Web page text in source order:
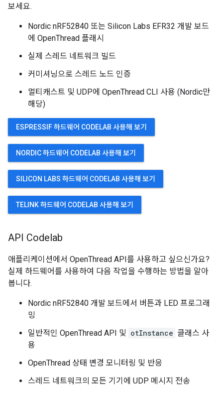
보세요.
Nordic nRF52840 또는 Silicon Labs EFR32 개발 보드
에 OpenThread 플래시
실제 스레드 네트워크 빌드
커미셔닝으로 스레드 노드 인증
멀티캐스트 및 UDP에 OpenThread CLI 사용 (Nordic만
해당)
ESPRESSIF 하드웨어 CODELAB 사용해 보기
NORDIC 하드웨어 CODELAB 사용해 보기
SILICON LABS 하드웨어 CODELAB 사용해 보기
TELINK 하드웨어 CODELAB 사용해 보기
API Codelab
애플리케이션에서 OpenThread API를 사용하고 싶으신가요?
실제 하드웨어를 사용하여 다음 작업을 수행하는 방법을 알아
봅니다.
Nordic nRF52840 개발 보드에서 버튼과 LED 프로그래
밍
일반적인 OpenThread API 및 otInstance 클래스 사
용
OpenThread 상태 변경 모니터링 및 반응
스레드 네트워크의 모든 기기에 UDP 메시지 전송